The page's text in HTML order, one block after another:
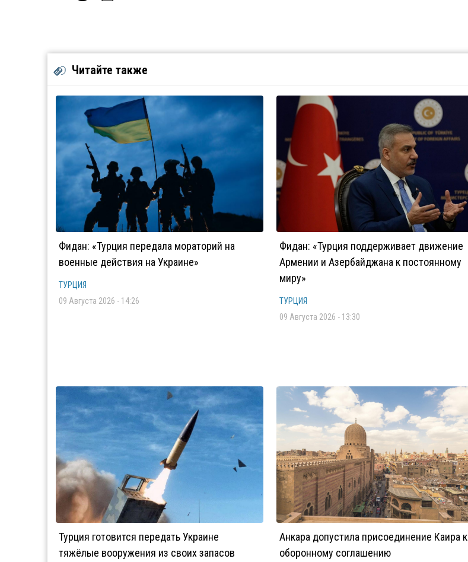
Читайте также
Фидан: «Турция передала мораторий на
военные действия на Украине»
ТУРЦИЯ
09 Августа 2026 - 14:26
Фидан: «Турция поддерживает движение
Армении и Азербайджана к постоянному
миру»
ТУРЦИЯ
09 Августа 2026 - 13:30
Турция готовится передать Украине
тяжёлые вооружения из своих запасов
Анкара допустила присоединение Каира к
оборонному соглашению